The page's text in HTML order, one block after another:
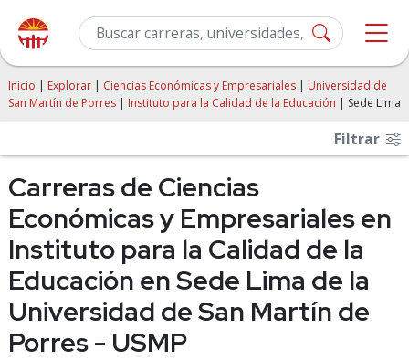
Inicio | Explorar | Ciencias Económicas y Empresariales | Universidad de
San Martín de Porres | Instituto para la Calidad de la Educación | Sede Lima
Filtrar
Carreras de Ciencias
Económicas y Empresariales en
Instituto para la Calidad de la
Educación en Sede Lima de la
Universidad de San Martín de
Porres - USMP